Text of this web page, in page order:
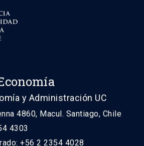
y Administración UC
4860, Macul. Santiago, Chile
4303
+56 2 2354 4028